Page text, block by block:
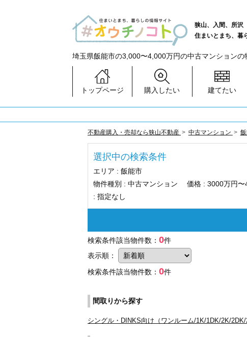
狭山、入間、所沢
住まいとまち、暮
埼玉県飯能市の3,000〜4,000万円の中古マンションの
トップページ 購入したい 建てたい
不動産購入・売却なら狭山不動産 中古マンション
選択中の検索条件
エリア : 飯能市
物件種別 : 中古マンション 価格 : 3000万円
: 指定なし
検索条件該当物件数： 0件
表示順：
検索条件該当物件数： 0件
間取りから探す
シングル・DINKS向け （ワンルーム/1K/1DK/2K/2DK/